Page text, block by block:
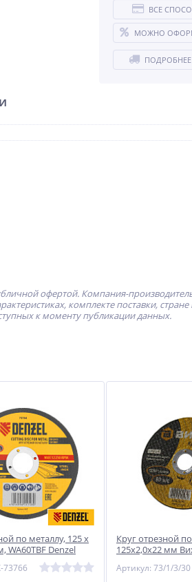
ВСЕ
МОЖНО
офертой. Компания-
комплекте поставки, стране
к моменту публикации данных.
по металлу, 125 х
WA60TBF Denzel
73766
Круг отрезной
125х2,0х22 мм
Артикул: 73/1/3/30